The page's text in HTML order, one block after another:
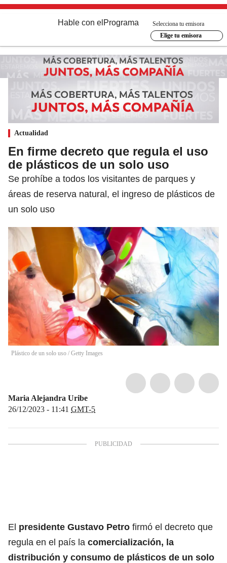
Hable con el Programa
Selecciona tu emisora
Elige tu emisora
Actualidad
En firme decreto que regula el uso
de plásticos de un solo uso
Se prohíbe a todos los visitantes de parques y
áreas de reserva natural, el ingreso de plásticos de
un solo uso
Plástico de un solo uso / Getty Images
Maria Alejandra Uribe
26/12/2023 - 11:41 GMT-5
El presidente Gustavo Petro firmó el decreto que
regula en el país la comercialización, la
distribución y consumo de plásticos de un solo